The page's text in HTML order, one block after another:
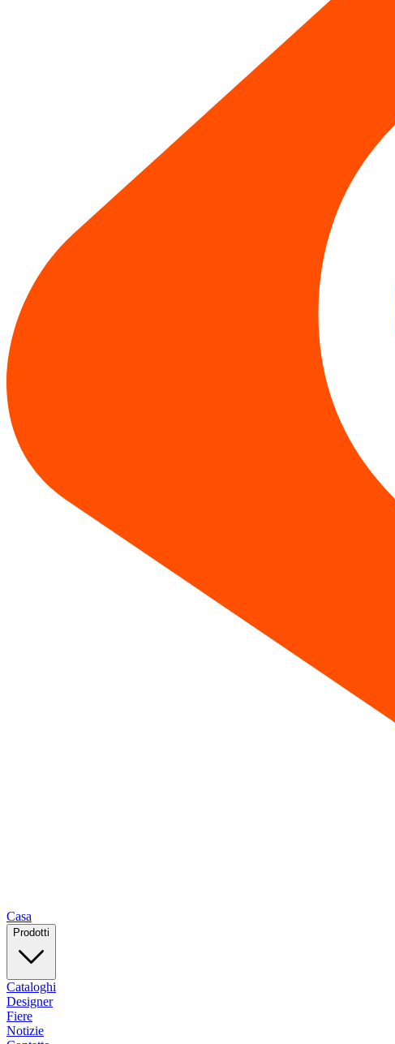
Casa
Prodotti
Cataloghi
Designer
Fiere
Notizie